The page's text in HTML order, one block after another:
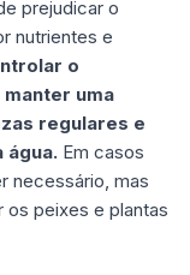
prejudicar o
nutrientes e
o
uma
regulares e
água. Em casos
necessário, mas
os peixes e plantas